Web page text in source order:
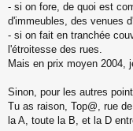
- si on fore, de quoi est
d'immeubles, des venues
- si on fait en tranchée
l'étroitesse des rues.
Mais en prix moyen 2004,
Sinon, pour les autres
Tu as raison, Top@, rue
la A, toute la B, et la D